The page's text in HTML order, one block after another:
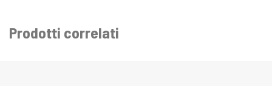
Prodotti correlati